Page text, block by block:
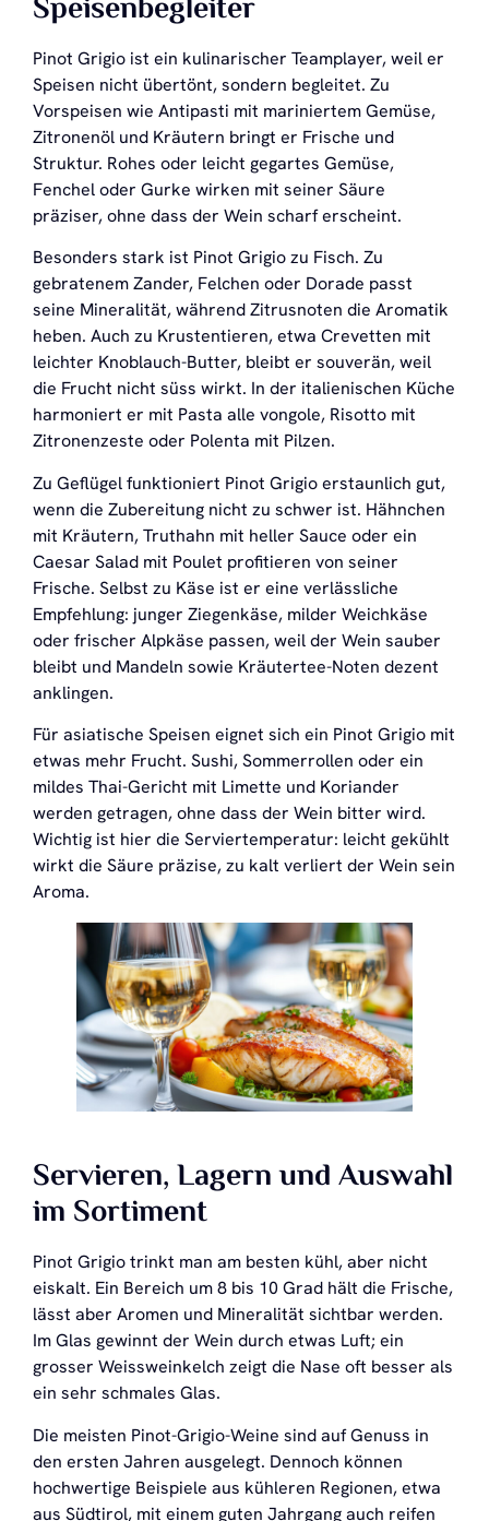
Speisenbegleiter
Pinot Grigio ist ein kulinarischer Teamplayer, weil er
Speisen nicht übertönt, sondern begleitet. Zu
Vorspeisen wie Antipasti mit mariniertem Gemüse,
Zitronenöl und Kräutern bringt er Frische und
Struktur. Rohes oder leicht gegartes Gemüse,
Fenchel oder Gurke wirken mit seiner Säure
präziser, ohne dass der Wein scharf erscheint.
Besonders stark ist Pinot Grigio zu Fisch. Zu
gebratenem Zander, Felchen oder Dorade passt
seine Mineralität, während Zitrusnoten die Aromatik
heben. Auch zu Krustentieren, etwa Crevetten mit
leichter Knoblauch-Butter, bleibt er souverän, weil
die Frucht nicht süss wirkt. In der italienischen Küche
harmoniert er mit Pasta alle vongole, Risotto mit
Zitronenzeste oder Polenta mit Pilzen.
Zu Geflügel funktioniert Pinot Grigio erstaunlich gut,
wenn die Zubereitung nicht zu schwer ist. Hähnchen
mit Kräutern, Truthahn mit heller Sauce oder ein
Caesar Salad mit Poulet profitieren von seiner
Frische. Selbst zu Käse ist er eine verlässliche
Empfehlung: junger Ziegenkäse, milder Weichkäse
oder frischer Alpkäse passen, weil der Wein sauber
bleibt und Mandeln sowie Kräutertee-Noten dezent
anklingen.
Für asiatische Speisen eignet sich ein Pinot Grigio mit
etwas mehr Frucht. Sushi, Sommerrollen oder ein
mildes Thai-Gericht mit Limette und Koriander
werden getragen, ohne dass der Wein bitter wird.
Wichtig ist hier die Serviertemperatur: leicht gekühlt
wirkt die Säure präzise, zu kalt verliert der Wein sein
Aroma.
Servieren, Lagern und Auswahl
im Sortiment
Pinot Grigio trinkt man am besten kühl, aber nicht
eiskalt. Ein Bereich um 8 bis 10 Grad hält die Frische,
lässt aber Aromen und Mineralität sichtbar werden.
Im Glas gewinnt der Wein durch etwas Luft; ein
grosser Weissweinkelch zeigt die Nase oft besser als
ein sehr schmales Glas.
Die meisten Pinot-Grigio-Weine sind auf Genuss in
den ersten Jahren ausgelegt. Dennoch können
hochwertige Beispiele aus kühleren Regionen, etwa
aus Südtirol, mit einem guten Jahrgang auch reifen